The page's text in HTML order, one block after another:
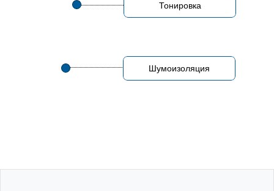
Шумоизоляция
Тонировка